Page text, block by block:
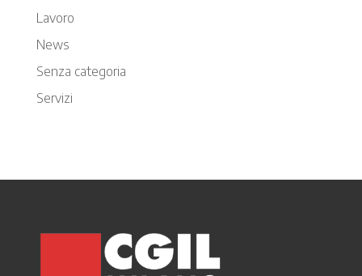
Lavoro
News
Senza categoria
Servizi